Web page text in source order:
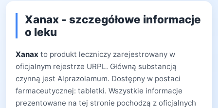
Xanax - szczegółowe informacje
o leku
Xanax to produkt leczniczy zarejestrowany w
oficjalnym rejestrze URPL. Główną substancją
czynną jest Alprazolamum. Dostępny w postaci
farmaceutycznej: tabletki. Wszystkie informacje
prezentowane na tej stronie pochodzą z oficjalnych